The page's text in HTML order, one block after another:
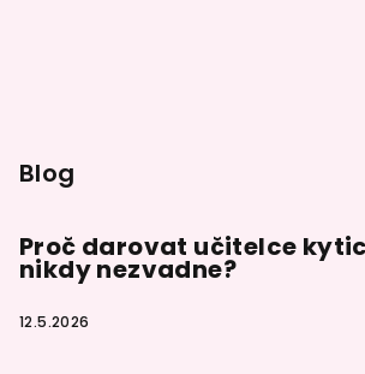
Blog
Proč darovat učitelce
nikdy nezvadne?
12.5.2026